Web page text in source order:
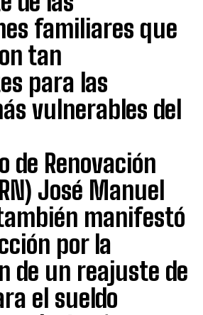
familiares que
tan
para las
vulnerables del
de Renovación
José Manuel
manifestó
por la
de un reajuste de
el sueldo